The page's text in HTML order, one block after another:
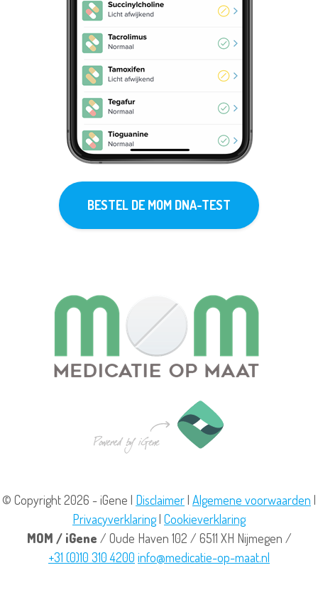
BESTEL DE MOM DNA-TEST
© Copyright 2026 - iGene | Disclaimer| Algemene voorwaarden |
Privacyverklaring| Cookieverklaring
MOM / iGene / Oude Haven 102 / 6511 XH Nijmegen /
+31 (0)10 310 4200 info@medicatie-op-maat.nl